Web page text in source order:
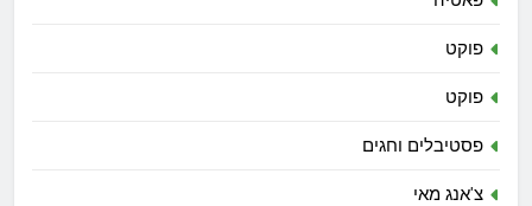
פוקט
פוקט
פסטיבלים וחגים
צ'אנג מאי